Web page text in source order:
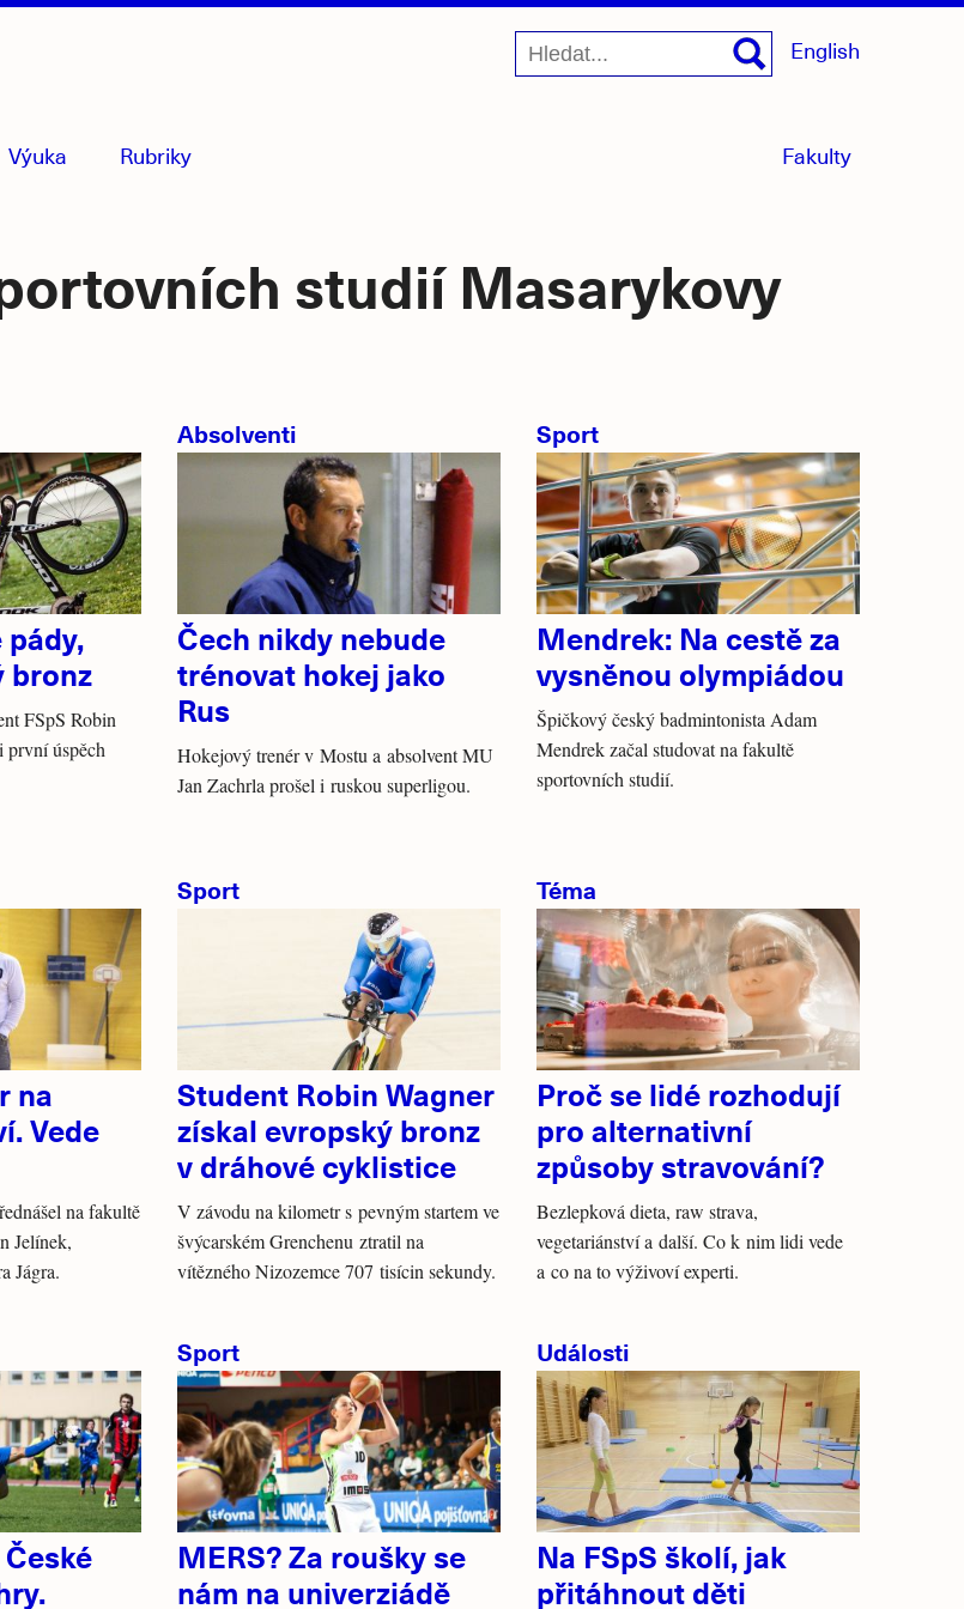
Výuka Rubriky Fakultymenu
English
studií Masarykovy
bronz
FSpS Robin
první úspěch
Absolventi
Čech nikdy nebude
trénovat hokej jako
Rus
Hokejový trenér v Mostu a absolvent MU
Jan Zachrla prošel i ruskou superligou.
Sport
Mendrek: Na cestě za
vysněnou olympiádou
Špičkový český badmintonista Adam
Mendrek začal studovat na fakultě
sportovních studií.
na
Vede
na fakultě
Jelínek,
Jágra.
Sport
Student Robin Wagner
získal evropský bronz
v dráhové cyklistice
V závodu na kilometr s pevným startem ve
švýcarském Grenchenu ztratil na
vítězného Nizozemce 707 tisícin sekundy.
Téma
Proč se lidé rozhodují
pro alternativní
způsoby stravování?
Bezlepková dieta, raw strava,
vegetariánství a další. Co k nim lidi vede
a co na to výživoví experti.
Sport
MERS? Za roušky se
nám na univerziádě
Události
Na FSpS školí, jak
přitáhnout děti